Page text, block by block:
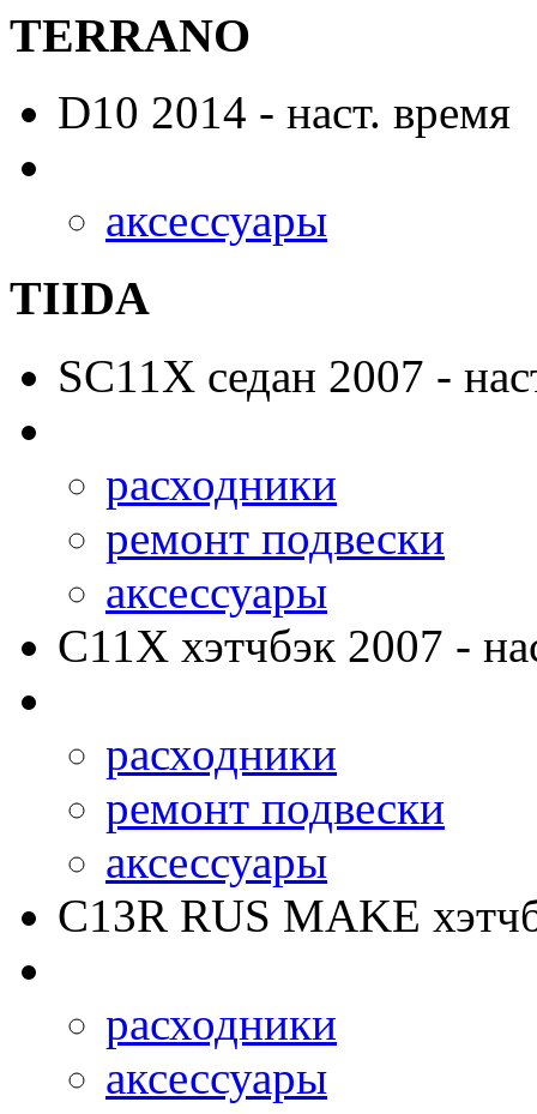
TERRANO
D10 2014 - наст. время
аксессуары
TIIDA
SC11X седан 2007 -
расходники
ремонт подвески
аксессуары
C11X хэтчбэк 2007 -
расходники
ремонт подвески
аксессуары
C13R RUS MAKE
расходники
аксессуары